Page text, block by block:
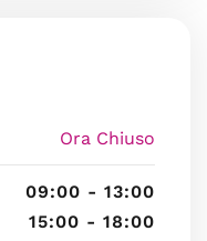
Ora Chiuso
09:00 - 13:00
15:00 - 18:00